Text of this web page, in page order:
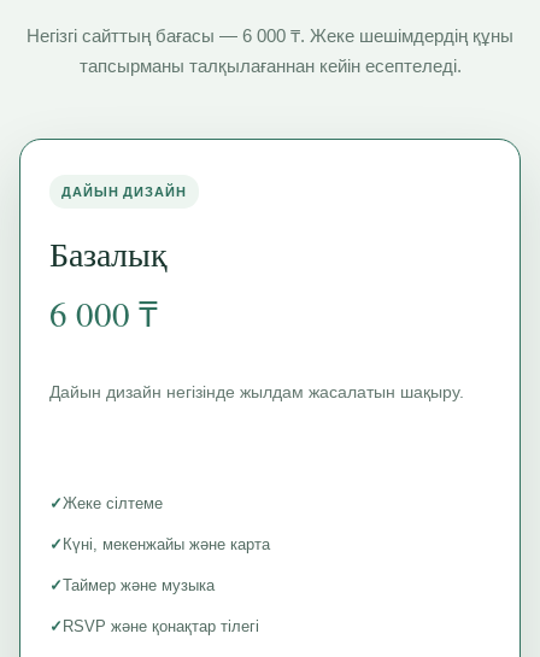
Негізгі сайттың бағасы — 6 000 ₸. Жеке шешімдердің құны
тапсырманы талқылағаннан кейін есептеледі.
ДАЙЫН ДИЗАЙН
Базалық
6 000 ₸
Дайын дизайн негізінде жылдам жасалатын шақыру.
✓Жеке сілтеме
✓ Күні, мекенжайы және карта
✓Таймер және музыка
✓ RSVP және қонақтар тілегі